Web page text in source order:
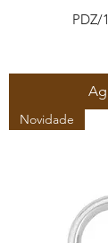
PDZ/
Novidade